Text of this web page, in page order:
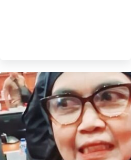
Wabup Intan Dorong Mahasiswa Jadi
Berkarakter dan Sadar Hukum di Era